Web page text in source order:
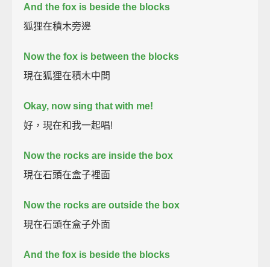
And the fox is beside the blocks
狐狸在積木旁邊
Now the fox is between the blocks
現在狐狸在積木中間
Okay, now sing that with me!
好，現在和我一起唱!
Now the rocks are inside the box
現在石頭在盒子裡面
Now the rocks are outside the box
現在石頭在盒子外面
And the fox is beside the blocks